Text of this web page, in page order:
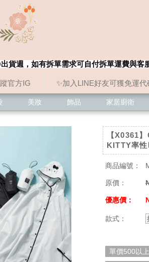
官方IG ✨加入LINE好友可獲免運代
貨週，如有拆單需求可自付拆單運費與
美妝 飾品 家居廚衛
【X0361
KITTY率性
商品編號：
原價：
優惠價：
款式：
單價500以